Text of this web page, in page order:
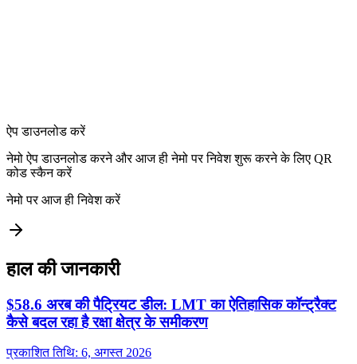
ऐप डाउनलोड करें
नेमो ऐप डाउनलोड करने और आज ही नेमो पर निवेश शुरू करने के लिए QR
कोड स्कैन करें
नेमो पर आज ही निवेश करें
हाल की जानकारी
$58.6 अरब की पैट्रियट डील: LMT का ऐतिहासिक कॉन्ट्रैक्ट
कैसे बदल रहा है रक्षा क्षेत्र के समीकरण
प्रकाशित तिथि: 6, अगस्त 2026